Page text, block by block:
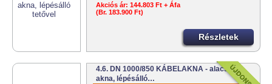
Akciós ár: 144.803 Ft + Áfa
(Br. 183.900 Ft)
Részletek
4.6. DN 1000/850 KÁBELAKNA - alacsony-
akna, lépésálló…